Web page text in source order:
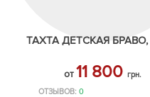
ТАХТА ДЕТСКАЯ БРАВО,
от 11 800 грн.
ОТЗЫВОВ: 0